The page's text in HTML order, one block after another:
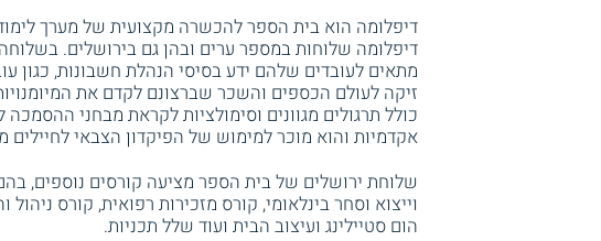
דיפלומה הוא בית הספר להכשרה מקצועית של מערך
דיפלומה שלוחות במספר ערים ובהן גם בירושלים.
מתאים לעובדים שלהם ידע בסיסי הנהלת חשבונות,
זיקה לעולם הכספים והשכר שברצונם לקדם את
אקדמיות והוא מוכר למימוש של הפיקדון הצבאי לחיילים
וייצוא וסחר בינלאומי, קורס מזכירות רפואית, קורס
הום סטיילינג ועיצוב הבית ועוד שלל תכניות.